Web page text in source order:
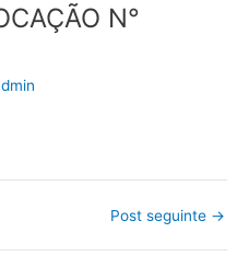
N°
Post seguinte →